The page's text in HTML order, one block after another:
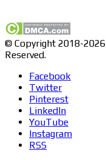
© Copyright 2018-2026
Reserved.
Facebook
Twitter
Pinterest
LinkedIn
YouTube
Instagram
RSS